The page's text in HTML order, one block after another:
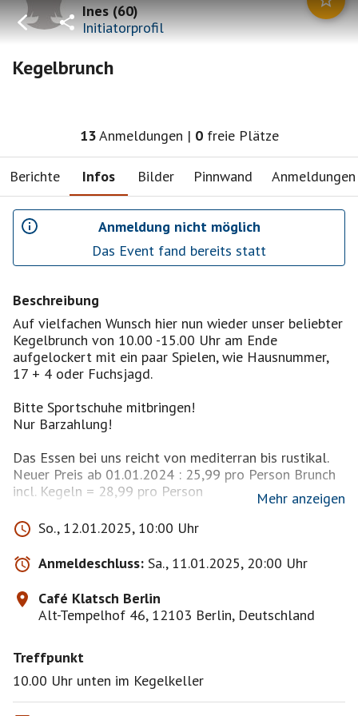
Ines(60)
Initiatorprofil
Kegelbrunch
13Anmeldungen | 0 freie Plätze
Berichte Infos Bilder Pinnwand Anmeldungen
Anmeldung nicht möglich
Das Event fand bereits statt
Beschreibung
Auf vielfachen Wunsch hier nun wieder unser beliebter
Kegelbrunch von 10.00 -15.00 Uhr am Ende
aufgelockert mit ein paar Spielen, wie Hausnummer,
17 + 4 oder Fuchsjagd.
Bitte Sportschuhe mitbringen!
Nur Barzahlung!
Das Essen bei uns reicht von mediterran bis rustikal.
Neuer Preis ab 01.01.2024 : 25,99 pro Person Brunch
incl. Kegeln = 28,99 pro Person
Ab Oktober 2023 ist unser Brunch inklusive folgende
Getränke : Getränkepauschale 1
Filterkaffee, Mineralwasser mit und ohne
Kohlensäure, Apfel- und Orangensaft, Coca Cola,
Fanta, Sprite, Fassbrause, sowie Tee in
Selbstbedienung. (wer seine Getränkepauschale
Erweitern möchte schaut weiter unten nach)
https://cafeklatsch-
berlin.de/tagesbetrieb/sonntagsbrunch-2/
Mehr anzeigen
So., 12.01.2025, 10:00 Uhr
Anmeldeschluss: Sa., 11.01.2025, 20:00 Uhr
Café Klatsch Berlin
Alt-Tempelhof 46, 12103 Berlin, Deutschland
Treffpunkt
10.00 Uhr unten im Kegelkeller